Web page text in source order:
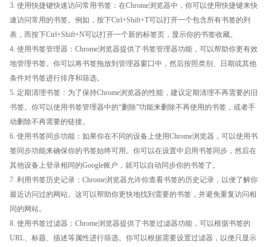
3. 使用快捷键快速访问常用书签：在Chrome浏览器中，你可以使用快捷键来快
速访问常用的书签。例如，按下Ctrl+Shift+T可以打开一个包含所有书签的列
表，而按下Ctrl+Shift+N可以打开一个新的标签页，显示你的书签收藏。
4. 使用书签管理器：Chrome浏览器提供了书签管理器功能，可以帮助你更有效
地管理书签。你可以将书签拖放到管理器窗口中，然后按照类别、日期或其他
条件对书签进行排序和筛选。
5. 定期清理书签：为了保持Chrome浏览器的性能，建议定期清理不再需要的旧
书签。你可以使用书签管理器中的“删除”功能来删除不再使用的书签，或者手
动删除不再需要的链接。
6. 使用书签同步功能：如果你在不同的设备上使用Chrome浏览器，可以使用书
签同步功能来确保你的书签始终可用。你可以在设置中启用书签同步，然后在
其他设备上登录相同的Google账户，就可以自动同步你的书签了。
7. 利用书签历史记录：Chrome浏览器允许你查看书签的历史记录，以便了解你
最近访问过的网站。这可以帮助你更快地找到需要的书签，并避免重复访问相
同的网站。
8. 使用书签过滤器：Chrome浏览器提供了书签过滤器功能，可以根据书签的
URL、标题、描述等属性进行筛选。你可以根据需要设置过滤器，以便只显示